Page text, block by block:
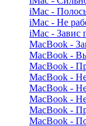
iMac -
iMac - Не
iMac - Завис
MacBook -
MacBook -
MacBook -
MacBook -
MacBook -
MacBook -
MacBook -
MacBook -